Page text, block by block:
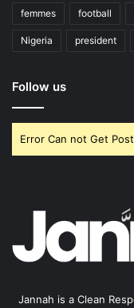
femmes football
Nigeria president
Follow us
Error Can not Get
Jannah is a Clean